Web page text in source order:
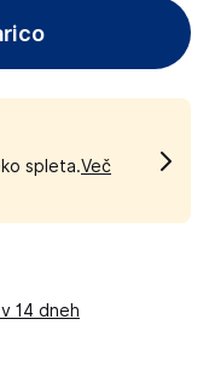
spleta.Več
14 dneh